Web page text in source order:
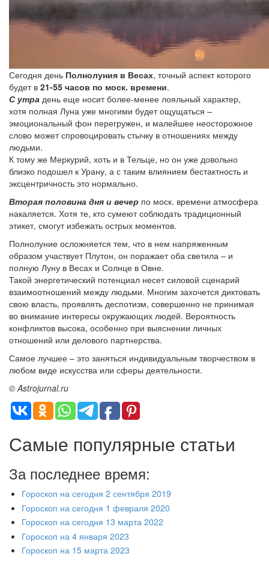
Сегодня день Полнолуния в Весах, точный аспект которого
будет в 21-55 часов по моск. времени.
С утра день еще носит более-менее лояльный характер,
хотя полная Луна уже многими будет ощущаться –
эмоциональный фон перегружен, и малейшее неосторожное
слово может спровоцировать стычку в отношениях между
людьми.
К тому же Меркурий, хоть и в Тельце, но он уже довольно
близко подошел к Урану, а с таким влиянием бестактность и
эксцентричность это нормально.
Вторая половина дня и вечер по моск. времени атмосфера
накаляется. Хотя те, кто сумеют соблюдать традиционный
этикет, смогут избежать острых моментов.
Полнолуние осложняется тем, что в нем напряженным
образом участвует Плутон, он поражает оба светила – и
полную Луну в Весах и Солнце в Овне.
Такой энергетический потенциал несет силовой сценарий
взаимоотношений между людьми. Многим захочется диктовать
свою власть, проявлять деспотизм, совершенно не принимая
во внимание интересы окружающих людей. Вероятность
конфликтов высока, особенно при выяснении личных
отношений или делового партнерства.
Самое лучшее – это заняться индивидуальным творчеством в
любом виде искусства или сферы деятельности.
© Astrojurnal.ru
Самые популярные статьи
За последнее время:
Гороскоп на сегодня 2 сентября 2019
Гороскоп на сегодня 1 февраля 2020
Гороскоп на сегодня 13 марта 2022
Гороскоп на 4 января 2023
Гороскоп на 15 марта 2023